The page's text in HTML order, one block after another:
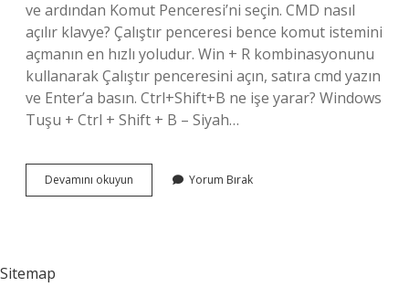
ve ardından Komut Penceresi’ni seçin. CMD nasıl
açılır klavye? Çalıştır penceresi bence komut istemini
açmanın en hızlı yoludur. Win + R kombinasyonunu
kullanarak Çalıştır penceresini açın, satıra cmd yazın
ve Enter’a basın. Ctrl+Shift+B ne işe yarar? Windows
Tuşu + Ctrl + Shift + B – Siyah…
Devamını okuyun
İStemi
Yorum Bırak
Sitemap